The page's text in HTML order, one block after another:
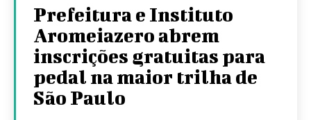
Prefeitura e Instituto
Aromeiazero abrem
inscrições gratuitas para
pedal na maior trilha de
São Paulo